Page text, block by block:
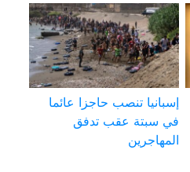
إسبانيا تنصب حاجزا عائما
في سبتة عقب تدفق
المهاجرين